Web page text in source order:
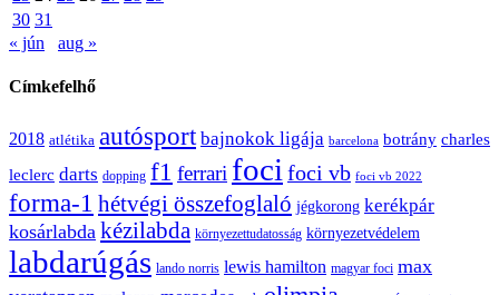
30 31
« jún
aug »
Címkefelhő
2018 atlétika autósport bajnokok ligája barcelona botrány charles
leclerc darts dopping f1 ferrari foci foci vb foci vb 2022
forma-1 hétvégi összefoglaló jégkorong kerékpár
kosárlabda kézilabda környezettudatosság környezetvédelem
labdarúgás lando norris lewis hamilton magyar foci max